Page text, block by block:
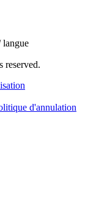
langue
reserved.
d'annulation